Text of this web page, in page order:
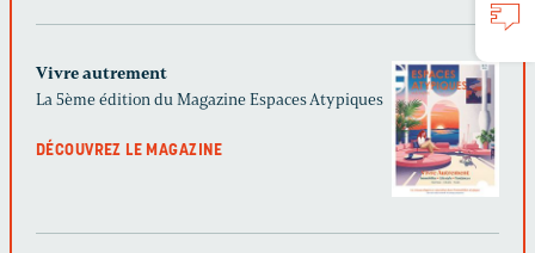
Vivre autrement
La 5ème édition du Magazine Espaces Atypiques
DÉCOUVREZ LE MAGAZINE